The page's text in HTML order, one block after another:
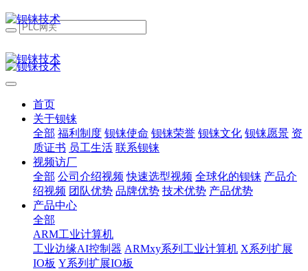
首页
关于钡铼
全部 福利制度 钡铼使命 钡铼荣誉 钡铼文化 钡铼愿景 资
质证书 员工生活 联系钡铼
视频访厂
全部 公司介绍视频 快速选型视频 全球化的钡铼 产品介
绍视频 团队优势 品牌优势 技术优势 产品优势
产品中心
全部
ARM工业计算机
工业边缘AI控制器 ARMxy系列工业计算机 X系列扩展
IO板 Y系列扩展IO板